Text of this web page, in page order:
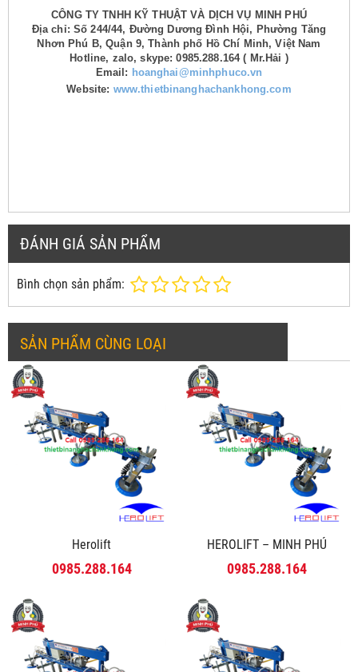
CÔNG TY TNHH KỸ THUẬT VÀ DỊCH VỤ MINH PHÚ
Địa chỉ: Số 244/44, Đường Dương Đình Hội, Phường Tăng
Nhơn Phú B, Quận 9, Thành phố Hồ Chí Minh, Việt Nam
Hotline, zalo, skype: 0985.288.164 ( Mr.Hải )
Email: hoanghai@minhphuco.vn
Website: www.thietbinanghachankhong.com
ĐÁNH GIÁ SẢN PHẨM
Bình chọn sản phẩm:
SẢN PHẨM CÙNG LOẠI
Herolift
0985.288.164
HEROLIFT – MINH PHÚ
0985.288.164